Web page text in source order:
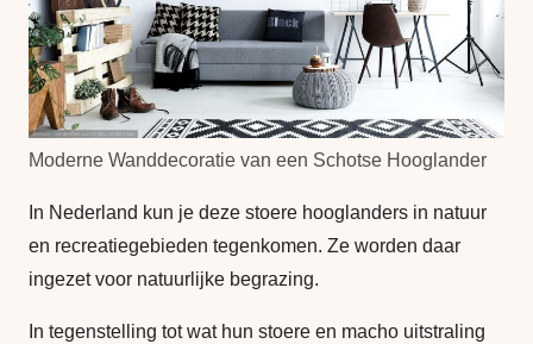
Moderne Wanddecoratie van een Schotse Hooglander
In Nederland kun je deze stoere hooglanders in natuur
en recreatiegebieden tegenkomen. Ze worden daar
ingezet voor natuurlijke begrazing.
In tegenstelling tot wat hun stoere en macho uitstraling